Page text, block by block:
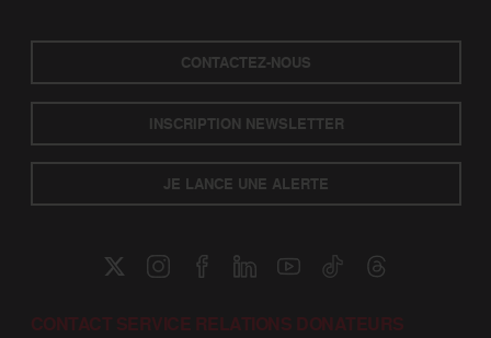
CONTACTEZ-NOUS
INSCRIPTION NEWSLETTER
JE LANCE UNE ALERTE
CONTACT SERVICE RELATIONS DONATEURS